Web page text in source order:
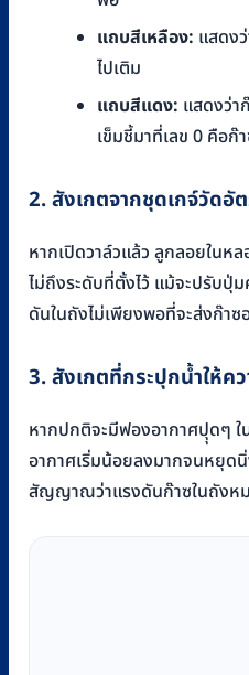
แถบสีเหลือง: แสดง
ไปเติม
แถบสีแดง: แสดงว่า
เข็มชี้มาที่เลข 0 คือ
2. สังเกตจากชุดเกจ์วัด
หากเปิดวาล์วแล้ว ลูกลอยใน
ไม่ถึงระดับที่ตั้งไว้ แม้จะปรับปุ่
ดันในถังไม่เพียงพอที่จะส่งก๊า
3. สังเกตที่กระปุกน้ำให้
หากปกติจะมีฟองอากาศปุุดๆ
อากาศเริ่มน้อยลงมากจนหยุด
สัญญาณว่าแรงดันก๊าซในถังห